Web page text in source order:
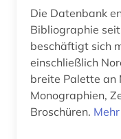
biografie (4)
Schweden (5)
Schweiz (11)
Die Datenbank
Bibliographie
beschäftigt sich
einschließlich
breite Palette an
Monographien,
Broschüren.